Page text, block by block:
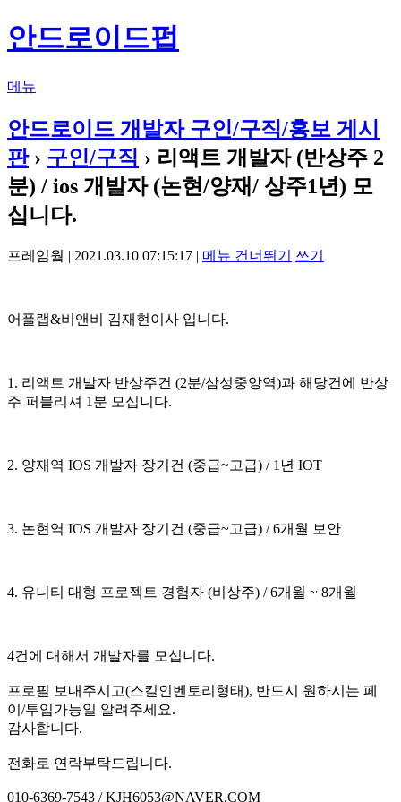
안드로이드펍
메뉴
안드로이드 개발자 구인/구직/홍보 게시
판› 구인/구직 › 리액트 개발자 (반상주 2
분) / ios 개발자 (논현/양재/ 상주1년) 모
십니다.
프레임웤 | 2021.03.10 07:15:17 | 메뉴 건너뛰기 쓰기
어플랩&비앤비 김재현이사 입니다.
1. 리액트 개발자 반상주건 (2분/삼성중앙역)과 해당건에 반상
주 퍼블리셔 1분 모십니다.
2. 양재역 IOS 개발자 장기건 (중급~고급) / 1년 IOT
3. 논현역 IOS 개발자 장기건 (중급~고급) / 6개월 보안
4. 유니티 대형 프로젝트 경험자 (비상주) / 6개월 ~ 8개월
4건에 대해서 개발자를 모십니다.
프로필 보내주시고(스킬인벤토리형태), 반드시 원하시는 페
이/투입가능일 알려주세요.
감사합니다.
전화로 연락부탁드립니다.
010-6369-7543 / KJH6053@NAVER.COM